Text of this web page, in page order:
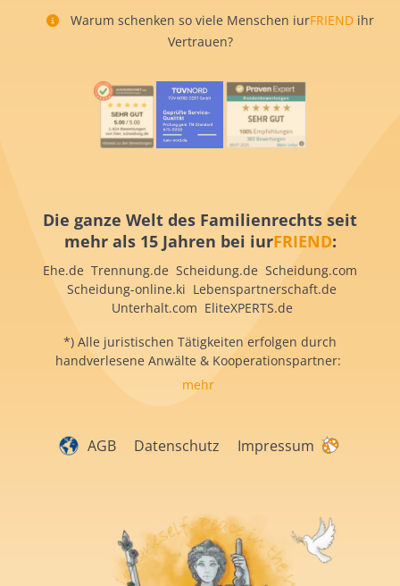
Warum schenken so viele Menschen iurFRIEND ihr
Vertrauen?
Die ganze Welt des Familienrechts seit
mehr als 15 Jahren bei iurFRIEND:
Ehe.de Trennung.de Scheidung.de Scheidung.com
Scheidung-online.ki Lebenspartnerschaft.de
Unterhalt.com EliteXPERTS.de
*) Alle juristischen Tätigkeiten erfolgen durch
handverlesene Anwälte & Kooperationspartner:
mehr
AGB Datenschutz Impressum